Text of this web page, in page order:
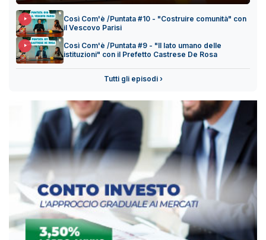
Così Com'è /Puntata #10 - "Costruire comunità" con
il Vescovo Parisi
Così Com'è /Puntata #9 - "Il lato umano delle
istituzioni" con il Prefetto Castrese De Rosa
Tutti gli episodi ›